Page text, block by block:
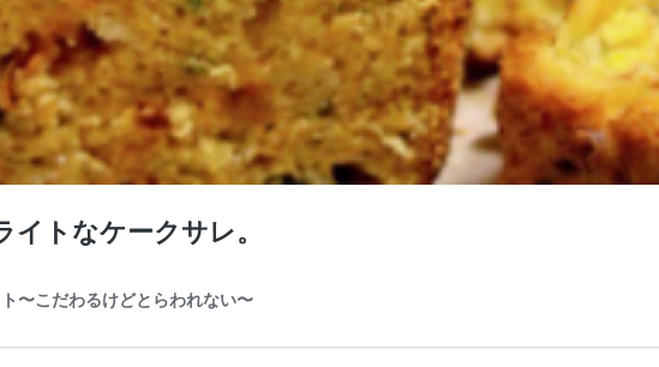
トなケークサレ。
〜こだわるけどとらわれない〜